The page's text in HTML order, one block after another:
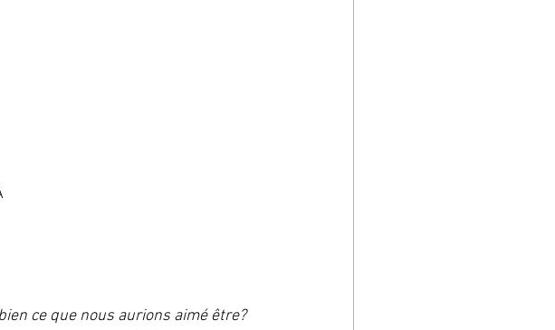
ce que nous aurions aimé être?